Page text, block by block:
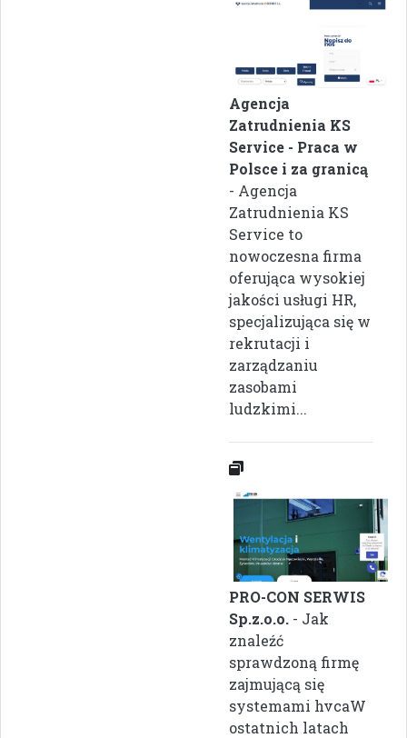
Agencja
Zatrudnienia KS
Service - Praca w
Polsce i za granicą
- Agencja
Zatrudnienia KS
Service to
nowoczesna firma
oferująca wysokiej
jakości usługi HR,
specjalizująca się w
rekrutacji i
zarządzaniu
zasobami
ludzkimi...
PRO-CON SERWIS
Sp.z.o.o. - Jak
znaleźć
sprawdzoną firmę
zajmującą się
systemami hvcaW
ostatnich latach